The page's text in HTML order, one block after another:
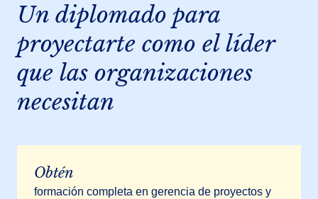
Un diplomado para
proyectarte como el líder
que las organizaciones
necesitan
Obtén
formación completa en gerencia de proyectos y